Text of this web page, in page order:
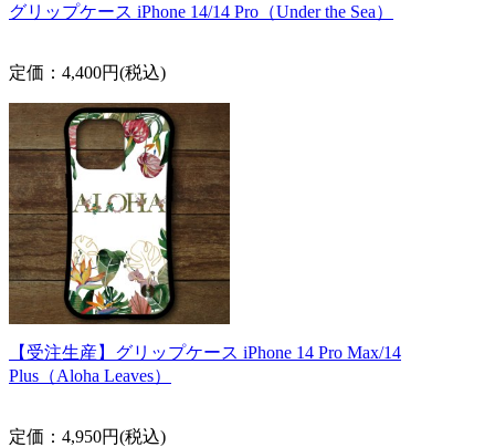
グリップケース iPhone 14/14 Pro（Under the Sea）
定価：4,400円(税込)
【受注生産】グリップケース iPhone 14 Pro Max/14
Plus（Aloha Leaves）
定価：4,950円(税込)